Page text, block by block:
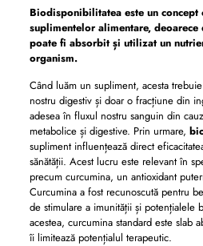
Biodisponibilitateaeste un concept
suplimentelor alimentare,
poate fi absorbit și utilizat un
organism.
Când luăm un supliment, acesta
nostru digestiv și doar o fracțiune din
adesea în fluxul nostru sanguin din
metabolice și digestive. Prin urmare,
supliment influențează direct
sănătății. Acest lucru este relevant în
precum curcumina, un antioxidant
Curcumina a fost recunoscută pentru
de stimulare a imunității și potențialele
acestea, curcumina standard este slab
îi limitează potențialul terapeutic.